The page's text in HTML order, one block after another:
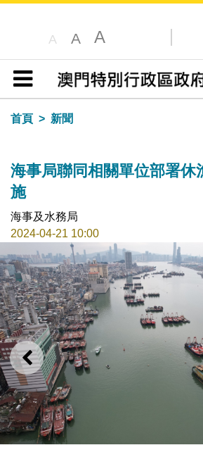
A A A
目錄
首頁
新聞
海事局聯同相關單位部署休
施
海事及水務局
2024-04-21 10:00
上一則